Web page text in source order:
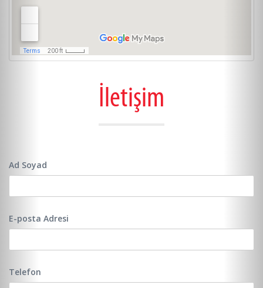
İletişim
Ad Soyad
E-posta Adresi
Telefon